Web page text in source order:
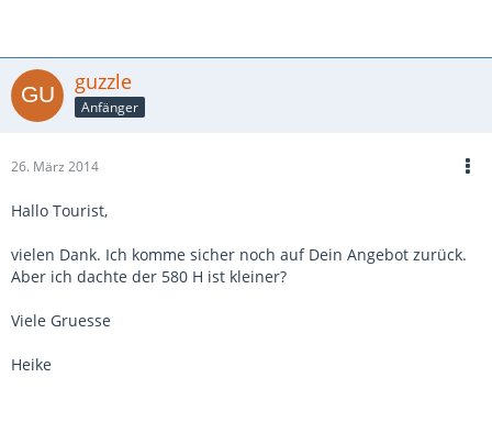
guzzle
Anfänger
26. März 2014
Hallo Tourist,
vielen Dank. Ich komme sicher noch auf Dein Angebot zurück.
Aber ich dachte der 580 H ist kleiner?
Viele Gruesse
Heike